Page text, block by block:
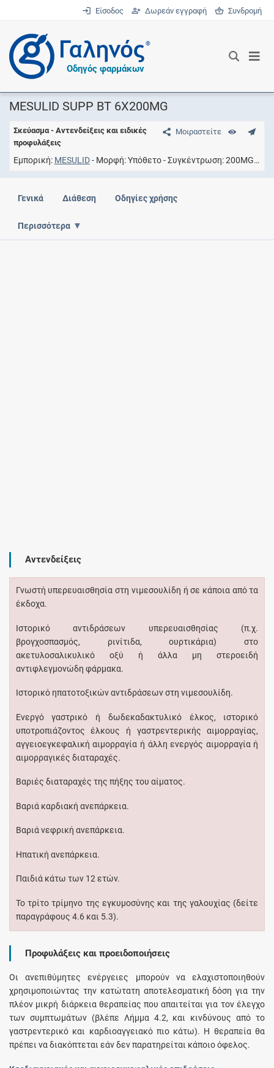
Είσοδος Δωρεάν εγγραφή Συνδρομή
®
Οδηγός φαρμάκων
MESULID SUPP BT 6X200MG
Μοιραστείτε
Σκεύασμα - Αντενδείξεις και ειδικές
προφυλάξεις
Εμπορική MESULID Μορφή Υπόθετο Συγκέντρωση 200MG/SUPP
Γενικά Διάθεση Οδηγίες χρήσης
Περισσότερα
Αντενδείξεις
Γνωστή υπερευαισθησία στη νιμεσουλίδη ή σε κάποια από τα
έκδοχα.
Ιστορικό αντιδράσεων υπερευαισθησίας (π.χ.
βρογχοσπασμός, ρινίτιδα, ουρτικάρια) στο
ακετυλοσαλικυλικό οξύ ή άλλα μη στεροειδή
αντιφλεγμονώδη φάρμακα.
Ιστορικό ηπατοτοξικών αντιδράσεων στη νιμεσουλίδη.
Ενεργό γαστρικό ή δωδεκαδακτυλικό έλκος, ιστορικό
υποτροπιάζοντος έλκους ή γαστρεντερικής αιμορραγίας,
αγγειοεγκεφαλική αιμορραγία ή άλλη ενεργός αιμορραγία ή
αιμορραγικές διαταραχές.
Βαριές διαταραχές της πήξης του αίματος.
Βαριά καρδιακή ανεπάρκεια.
Βαριά νεφρική ανεπάρκεια.
Ηπατική ανεπάρκεια.
Παιδιά κάτω των 12 ετών.
Το τρίτο τρίμηνο της εγκυμοσύνης και της γαλουχίας (δείτε
παραγράφους 4.6 και 5.3).
Προφυλάξεις και προειδοποιήσεις
Οι ανεπιθύμητες ενέργειες μπορούν να ελαχιστοποιηθούν
χρησιμοποιώντας την κατώτατη αποτελεσματική δόση για την
πλέον μικρή διάρκεια θεραπείας που απαιτείται για τον έλεγχο
των συμπτωμάτων (βλέπε Λήμμα 4.2, και κινδύνους από το
γαστρεντερικό και καρδιοαγγειακό πιο κάτω). Η θεραπεία θα
πρέπει να διακόπτεται εάν δεν παρατηρείται κάποιο όφελος.